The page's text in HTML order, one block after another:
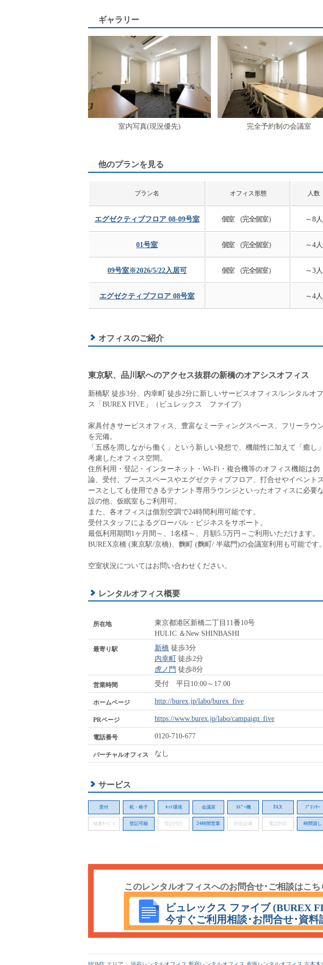
ギャラリー
室内写真(現況優先) 完全予約制の会議室
他のプランを見る
プラン名 オフィス形態 人数
エグゼクティブフロア 08-09号室 個室 （完全個室） ～8人
01号室 個室 （完全個室） ～4人
09号室※2026/5/22入居可 個室 （完全個室） ～3人
エグゼクティブフロア 08号室 ～4人
オフィスのご紹介
東京駅、品川駅へのアクセス抜群の新橋のオアシスオフィス
新橋駅 徒歩3分、内幸町 徒歩2分に新しいサービスオフィス/レンタルオ
ス「BUREX FIVE」（ビュレックス ファイブ）
家具付きサービスオフィス、豊富なミーティングスペース、フリーラウ
を完備。
「五感を潤しながら働く」という新しい発想で、機能性に加えて「癒し
考慮したオフィス空間。
住所利用・登記・インターネット・Wi-Fi・複合機等のオフィス機能は勿
論、受付、ブーススペースやエグゼクティブフロア、打合せやイベント
ースとしても使用できるテナント専用ラウンジといったオフィスに必要
設の他、仮眠室もご利用可。
また、各オフィスは個別空調で24時間利用可能です。
受付スタッフによるグローバル・ビジネスをサポート。
最低利用期間1ヶ月間～、1名様～、月額5.5万円～ご利用いただけます。
BUREX京橋 (東京駅/京橋)、麴町 (麴町/ 半蔵門)の会議室利用も可能です。
空室状況についてはお問い合わせください。
レンタルオフィス概要
所在地
東京都港区新橋二丁目11番10号
HULIC ＆New SHINBASHI
最寄り駅 新橋 徒歩3分
内幸町
徒歩2分
虎ノ門 徒歩8分
営業時間 受付 平日10:00～17:00
ホームページ http://burex.jp/labo/burex_five
PRページ https://www.burex.jp/labo/campaign_five
電話番号 0120-710-677
バーチャルオフィス なし
サービス
受付 机・椅子 ﾈｯﾄ環境 会議室 ｺﾋﾟｰ機 FAX ﾌﾟﾘﾝﾀｰ
秘書ｻｰﾋﾞｽ 登記可能 登記代行 24時間営業 防音設備 電話対応 時間貸し
このレンタルオフィスへのお問合せ･ご相談はこち
ビュレックス ファイブ (BUREX
今すぐご利用相談･お問合せ･資料